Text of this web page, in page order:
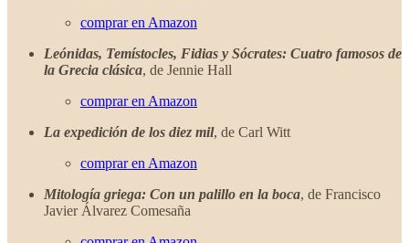
comprar en Amazon
Leónidas, Temístocles, Fidias y Sócrates: Cuatro famosos de
la Grecia clásica, de Jennie Hall
comprar en Amazon
La expedición de los diez mil, de Carl Witt
comprar en Amazon
Mitología griega: Con un palillo en la boca, de Francisco
Javier Álvarez Comesaña